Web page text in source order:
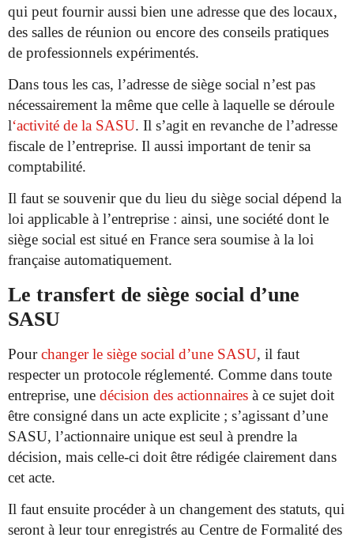
qui peut fournir aussi bien une adresse que des locaux,
des salles de réunion ou encore des conseils pratiques
de professionnels expérimentés.
Dans tous les cas, l’adresse de siège social n’est pas
nécessairement la même que celle à laquelle se déroule
l‘activité de la SASU. Il s’agit en revanche de l’adresse
fiscale de l’entreprise. Il aussi important de tenir sa
comptabilité.
Il faut se souvenir que du lieu du siège social dépend la
loi applicable à l’entreprise : ainsi, une société dont le
siège social est situé en France sera soumise à la loi
française automatiquement.
Le transfert de siège social d’une
SASU
Pourchanger le siège social d’une SASU, il faut
respecter un protocole réglementé. Comme dans toute
entreprise, une décision des actionnaires à ce sujet doit
être consigné dans un acte explicite ; s’agissant d’une
SASU, l’actionnaire unique est seul à prendre la
décision, mais celle-ci doit être rédigée clairement dans
cet acte.
Il faut ensuite procéder à un changement des statuts, qui
seront à leur tour enregistrés au Centre de Formalité des